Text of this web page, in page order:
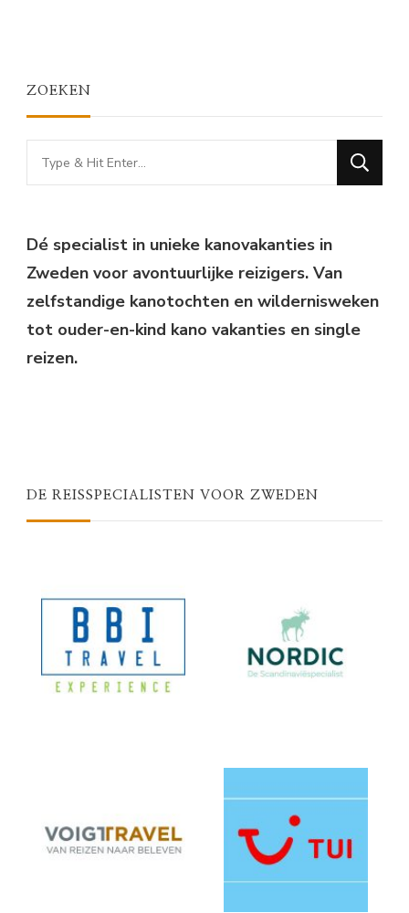
ZOEKEN
Looking
for
Dé specialist in unieke kanovakanties in
Zweden voor avontuurlijke reizigers. Van
zelfstandige kanotochten en wildernisweken
tot ouder-en-kind kano vakanties en single
reizen.
DE REISSPECIALISTEN VOOR ZWEDEN